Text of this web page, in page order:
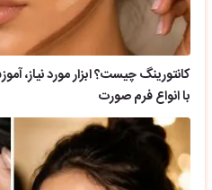
کانتورینگ چیست؟ ابزار مورد نیاز،
با انواع فرم صورت